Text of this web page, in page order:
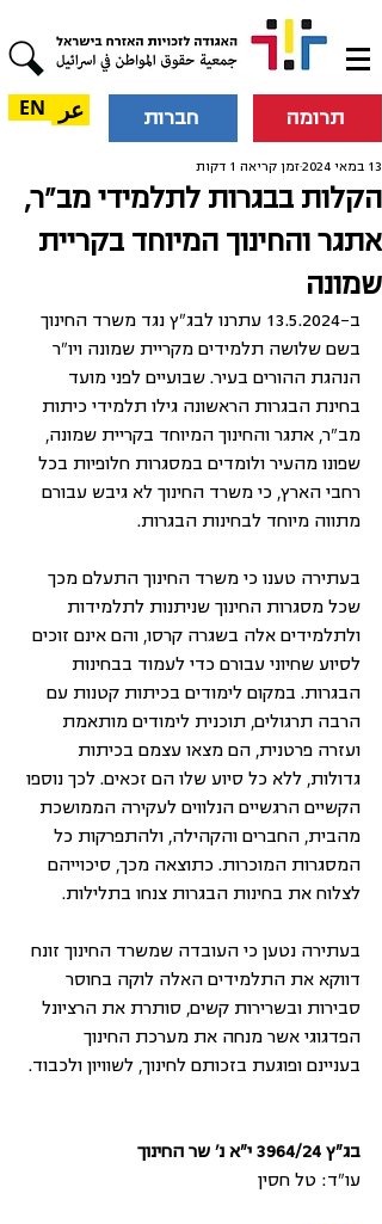
תרומה חברות عر EN
הקלות בבגרות לתלמידי מב״ר,
אתגר והחינוך המיוחד בקריית
שמונה
13 במאי 2024 זמן קריאה 1 דקות
ב-13.5.2024 עתרנו לבג"ץ נגד משרד החינוך
בשם שלושה תלמידים מקריית שמונה ויו"ר
הנהגת ההורים בעיר. שבועיים לפני מועד
בחינת הבגרות הראשונה גילו תלמידי כיתות
מב״ר, אתגר והחינוך המיוחד בקריית שמונה,
שפונו מהעיר ולומדים במסגרות חלופיות בכל
רחבי הארץ, כי משרד החינוך לא גיבש עבורם
מתווה מיוחד לבחינות הבגרות.
בעתירה טענו כי משרד החינוך התעלם מכך
שכל מסגרות החינוך שניתנות לתלמידות
ולתלמידים אלה בשגרה קרסו, והם אינם זוכים
לסיוע שחיוני עבורם כדי לעמוד בבחינות
הבגרות. במקום לימודים בכיתות קטנות עם
הרבה תרגולים, תוכנית לימודים מותאמת
ועזרה פרטנית, הם מצאו עצמם בכיתות
גדולות, ללא כל סיוע שלו הם זכאים. לכך נוספו
הקשיים הרגשיים הנלווים לעקירה הממושכת
מהבית, החברים והקהילה, ולהתפרקות כל
המסגרות המוכרות. כתוצאה מכך, סיכוייהם
לצלוח את בחינות הבגרות צנחו בתלילות.
בעתירה נטען כי העובדה שמשרד החינוך זונח
דווקא את התלמידים האלה לוקה בחוסר
סבירות ובשרירות קשים, סותרת את הרציונל
הפדגוגי אשר מנחה את מערכת החינוך
בעניינם ופוגעת בזכותם לחינוך, לשוויון ולכבוד.
בג"ץ 3964/24 י"א נ' שר החינוך
עו"ד: טל חסין